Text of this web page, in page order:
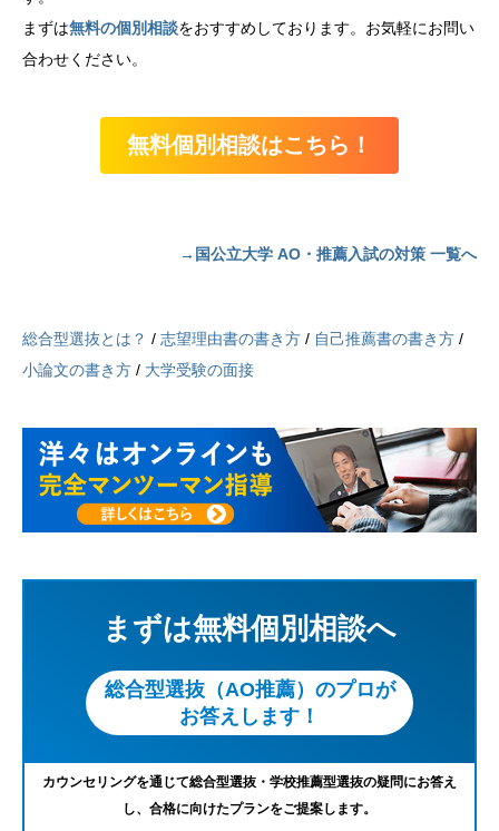
まずは無料の個別相談をおすすめしております。お気軽にお問い
合わせください。
無料個別相談はこちら！
→国公立大学 AO・推薦入試の対策 一覧へ
総合型選抜とは？ / 志望理由書の書き方 / 自己推薦書の書き方 /
小論文の書き方 / 大学受験の面接
まずは無料個別相談へ
総合型選抜（AO推薦）のプロが
お答えします！
カウンセリングを通じて総合型選抜・学校推薦型選抜の疑問にお答え
し、合格に向けたプランをご提案します。